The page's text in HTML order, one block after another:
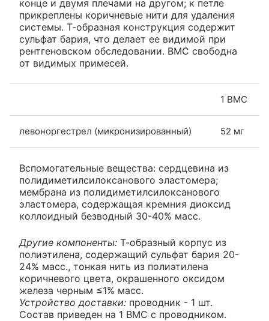
конце и двумя плечами на другом; к петле
прикреплены коричневые нити для удаления
системы. Т-образная конструкция содержит
сульфат бария, что делает ее видимой при
рентгеновском обследовании. ВМС свободна
от видимых примесей.
1 ВМС
левоноргестрел (микронизированный) 52 мг
Вспомогательные вещества: сердцевина из
полидиметилсилоксанового эластомера;
мембрана из полидиметилсилоксанового
эластомера, содержащая кремния диоксид
коллоидный безводный 30-40% масс.
Другие компоненты: Т-образный корпус из
полиэтилена, содержащий сульфат бария 20-
24% масс., тонкая нить из полиэтилена
коричневого цвета, окрашенного оксидом
железа черным ≤1% масс.
Устройство доставки: проводник - 1 шт.
Состав приведен на 1 ВМС с проводником.